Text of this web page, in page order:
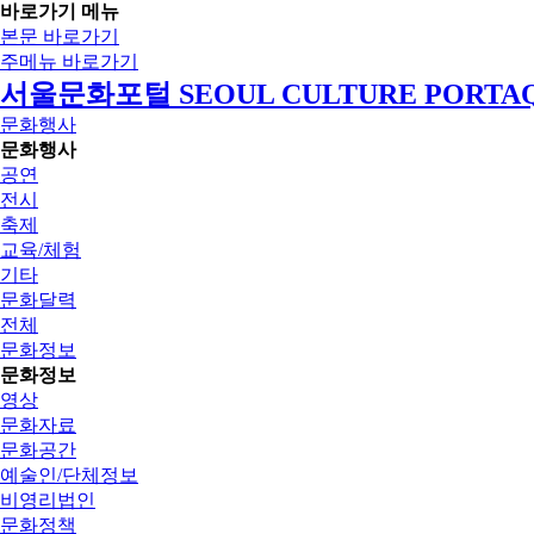
바로가기 메뉴
본문 바로가기
주메뉴 바로가기
서울문화포털 SEOUL CULTURE
문화행사
문화행사
공연
전시
축제
교육/체험
기타
문화달력
전체
문화정보
문화정보
영상
문화자료
문화공간
예술인/단체정보
비영리법인
문화정책